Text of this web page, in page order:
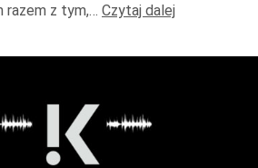
razem z tym,… Czytaj dalej